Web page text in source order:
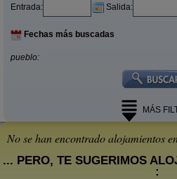
Entrada: Salida:
Fechas más buscadas
pueblo:
MÁS
No se han encontrado alojamientos
... PERO, TE SUGERIMOS
: